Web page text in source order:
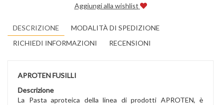
Aggiungi alla wishlist
DESCRIZIONE
MODALITÀ DI SPEDIZIONE
RICHIEDI INFORMAZIONI
RECENSIONI
APROTEN FUSILLI
Descrizione
La Pasta aproteica della linea di prodotti APROTEN, è